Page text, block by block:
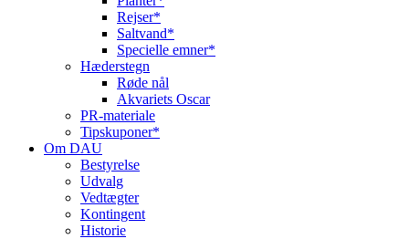
Rejser*
Saltvand*
Specielle emner*
Hæderstegn
Røde nål
Akvariets Oscar
PR-materiale
Tipskuponer*
Om DAU
Bestyrelse
Udvalg
Vedtægter
Kontingent
Historie